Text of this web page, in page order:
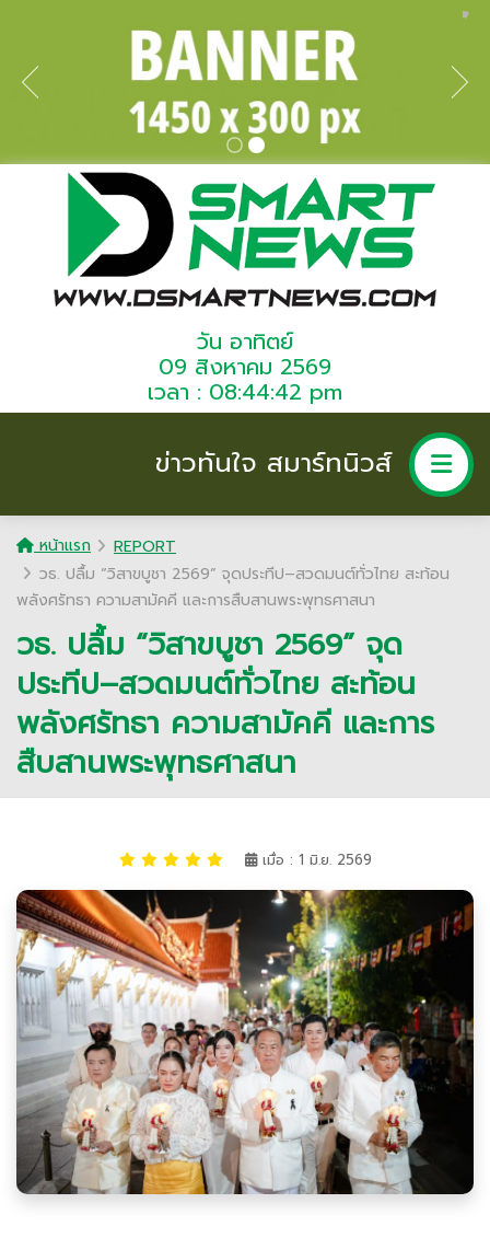
วัน อาทิตย์
09 สิงหาคม 2569
เวลา : 08:44:42 pm
ข่าวทันใจ สมาร์ทนิวส์
หน้าแรก
REPORT
วธ. ปลื้ม “วิสาขบูชา 2569” จุดประทีป–สวดมนต์ทั่วไทย สะท้อน
พลังศรัทธา ความสามัคคี และการสืบสานพระพุทธศาสนา
วธ. ปลื้ม “วิสาขบูชา 2569” จุด
ประทีป–สวดมนต์ทั่วไทย สะท้อน
พลังศรัทธา ความสามัคคี และการ
สืบสานพระพุทธศาสนา
เมื่อ : 1 มิ.ย. 2569